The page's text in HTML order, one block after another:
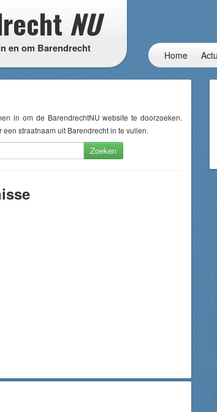
NU
en om Barendrecht
Home
in om de BarendrechtNU website te doorzoeken.
een straatnaam uit Barendrecht in te vullen.
Zoeken